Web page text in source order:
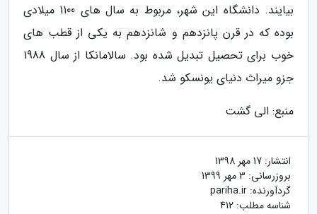
بیایند. دانشگاه این شهر، مربوط به سال های 1100 میلادی
بوده که در قرن پانزدهم و شانزدهم به یکی از قطب های
خوب برای تحصیل تبدیل شده بود. سالامانکا از سال 1988
جزو میراث دنیای یونسکو شد.
منبع: الی گشت
انتشار: 17 مهر 1398
بروزرسانی: 3 مهر 1399
گردآورنده: pariha.ir
شناسه مطلب: 412